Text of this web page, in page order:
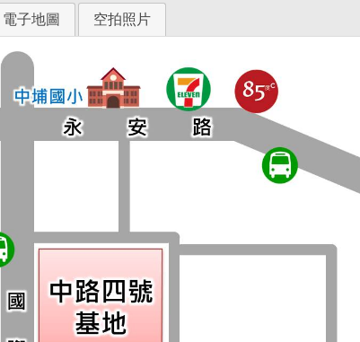
電子地圖 空拍照片